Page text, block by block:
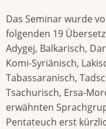
Das Seminar wurde
folgenden 19
Adygej, Balkarisch,
Komi-Syriänisch,
Tabassaranisch,
Tsachurisch, Ersa-
erwähnten
Pentateuch erst